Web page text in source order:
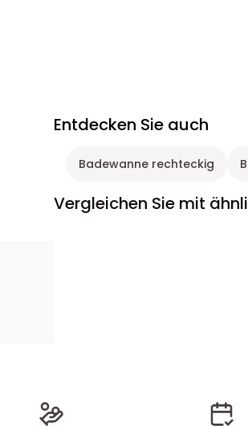
Entdecken Sie auch
Badewanne rechteckig
Vergleichen Sie mit